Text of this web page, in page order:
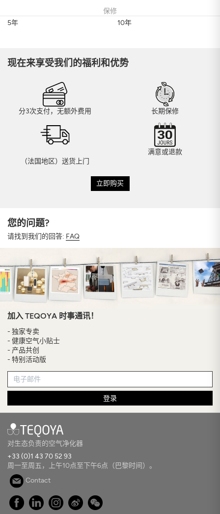
保修
10年
5年
现在来享受我们的福利和优势
分3次支付，无额外费用 长期保修
（法国地区）送货上门
满意或退款
立即购买
您的问题?
请找到我们的回答: FAQ
加入 TEQOYA 时事通讯！
- 独家专卖
- 健康空气小贴士
- 产品共创
- 特别活动版
登录
对生态负责的空气净化器
+33 (0)1 43 70 52 93
周一至周五，上午10点至下午6点（巴黎时间）。
Contact